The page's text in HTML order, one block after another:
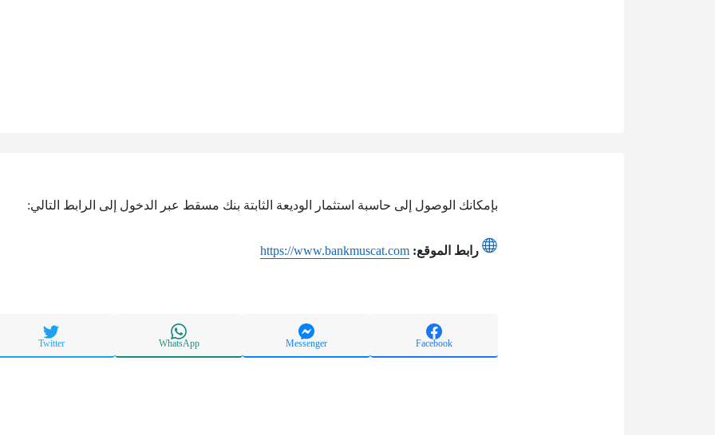
بإمكانك الوصول إلى حاسبة استثمار الوديعة الثابتة بنك مسقط عبر الدخول إلى الرابط التالي:
رابط الموقع: https://www.bankmuscat.com
Facebook
Messenger
WhatsApp
Twitter